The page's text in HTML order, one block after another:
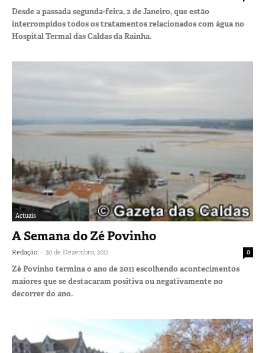
Desde a passada segunda-feira, 2 de Janeiro, que estão
interrompidos todos os tratamentos relacionados com água no
Hospital Termal das Caldas da Rainha.
Actuais
A Semana do Zé Povinho
Redação - 30 de Dezembro, 2011 0
Zé Povinho termina o ano de 2011 escolhendo acontecimentos
maiores que se destacaram positiva ou negativamente no
decorrer do ano.